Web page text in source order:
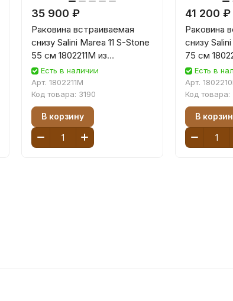
35 900 ₽
Раковина встраиваемая
снизу Salini Marea 11 S-Stone
55 см 1802211M из
искусственного камня,
белая матовая
Есть в наличии
Арт. 1802211M
Код товара: 3190
В корзину
41 200 ₽
Раковина
снизу
75 см
белая
Есть в
Арт.
Код товара:
В